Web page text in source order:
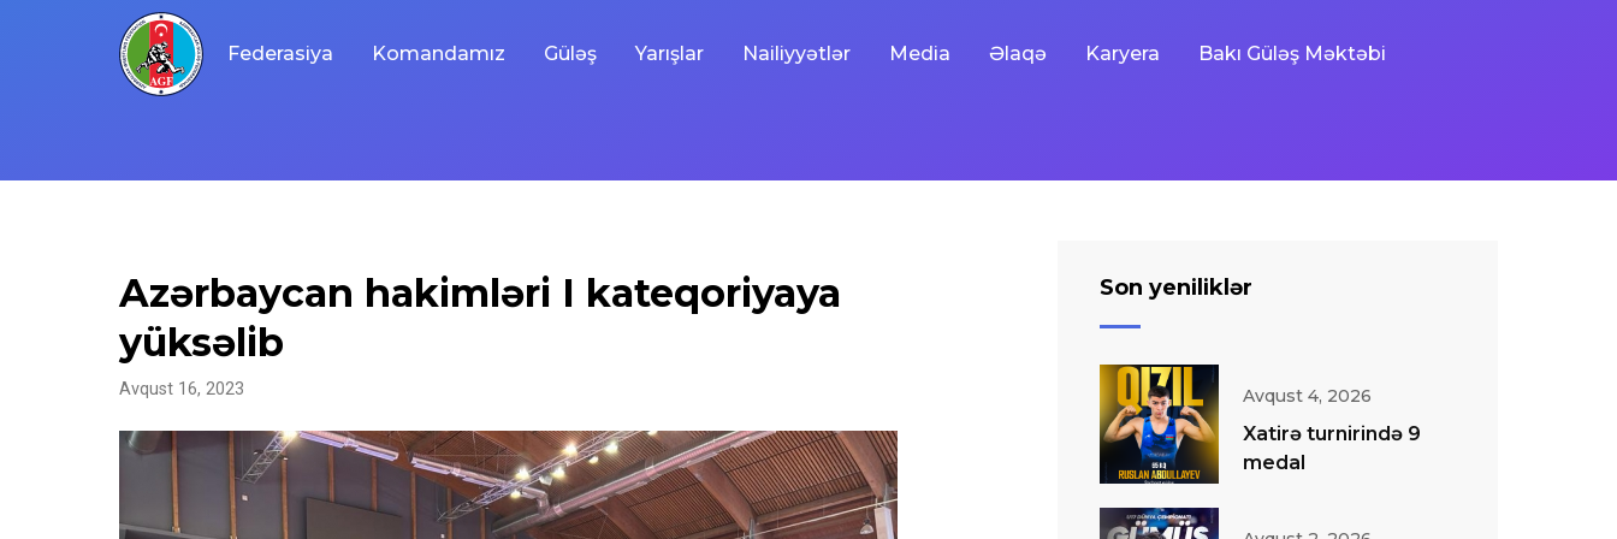
Federasiya Komandamız Güləş Yarışlar Nailiyyətlər Media Əlaqə Karyera Bakı Güləş Məktəbi
Azərbaycan hakimləri I kateqoriyaya
yüksəlib
Avqust 16, 2023
Son yeniliklər
Avqust 4, 2026
Xatirə turnirində 9
medal